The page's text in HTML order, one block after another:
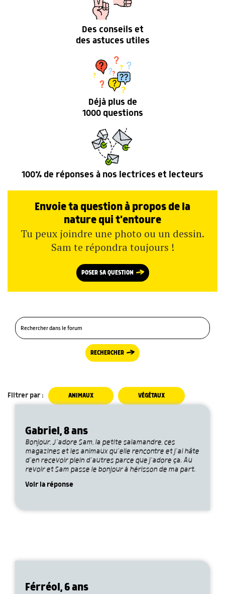
Des conseils et
des astuces utiles
Déjà plus de
1000 questions
100% de réponses à nos lectrices et lecteurs
Envoie ta question à propos de la
nature qui t'entoure
Tu peux joindre une photo ou un dessin.
Sam te répondra toujours !
POSER SA QUESTION
RECHERCHER
Filtrer par : ANIMAUX VÉGÉTAUX
Gabriel, 8 ans
Bonjour, J’adore Sam, la petite salamandre, ces
magazines et les animaux qu’elle rencontre et j’ai hâte
d’en recevoir plein d’autres parce que j’adore ça. Au
revoir et Sam passe le bonjour à hérisson de ma part.
Voir la réponse
Férréol, 6 ans